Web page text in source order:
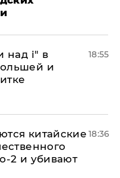
над і" в
и
18:55
китайские
2 и убивают
18:36